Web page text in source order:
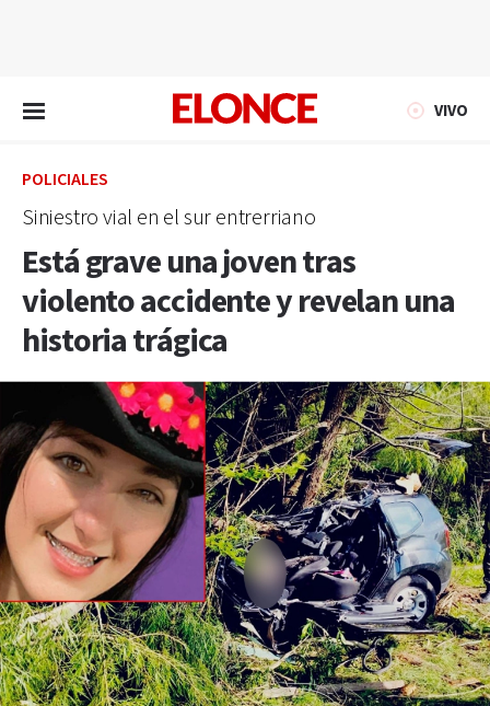
VIVO
POLICIALES
Siniestro vial en el sur entrerriano
Está grave una joven tras
violento accidente y revelan una
historia trágica